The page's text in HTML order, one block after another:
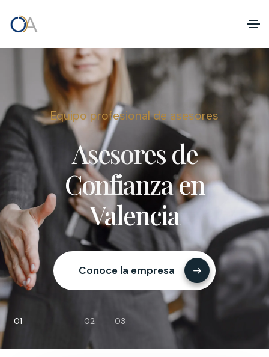
Equipo profesional de asesores
Asesores de
Confianza en
Valencia
esores de Confianza
en Valenc a
Conoce la empresa
01 02 03